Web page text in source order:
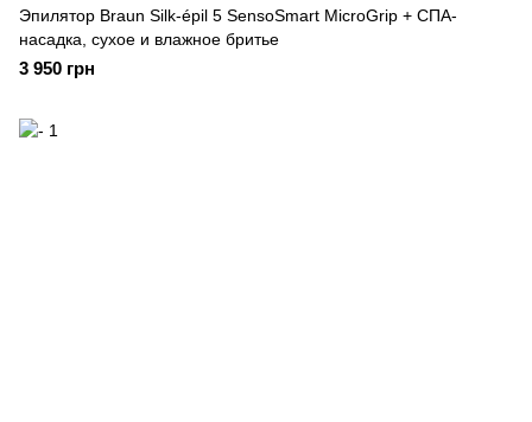
Эпилятор Braun Silk-épil 5 SensoSmart MicroGrip + СПА-
насадка, сухое и влажное бритье
3 950 грн